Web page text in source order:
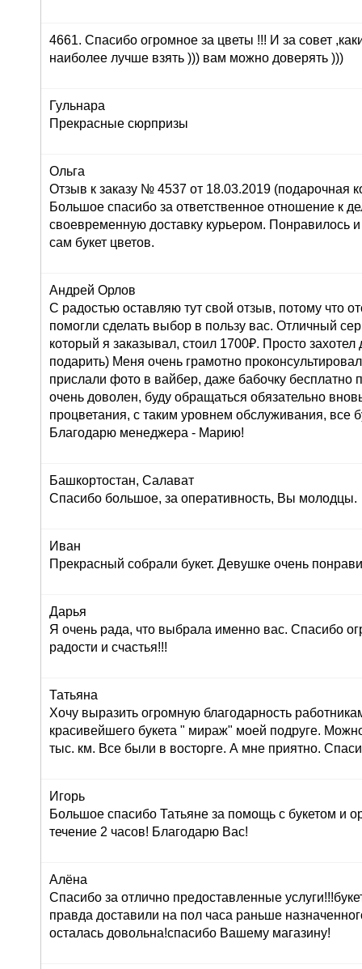
4661. Спасибо огромное за цветы !!! И за совет
наиболее лучше взять ))) вам можно доверять )))
Гульнара
Прекрасные сюрпризы
Ольга
Отзыв к заказу № 4537 от 18.03.2019 (подарочная
Большое спасибо за ответственное отношение к
своевременную доставку курьером. Понравилось
сам букет цветов.
Андрей Орлов
С радостью оставляю тут свой отзыв, потому что
помогли сделать выбор в пользу вас. Отличный
который я заказывал, стоил 1700₽. Просто
подарить) Меня очень грамотно
прислали фото в вайбер, даже бабочку бесплатно
очень доволен, буду обращаться обязательно
процветания, с таким уровнем обслуживания, все
Благодарю менеджера - Марию!
Башкортостан, Салават
Спасибо большое, за оперативность, Вы молодцы.
Иван
Прекрасный собрали букет. Девушке очень
Дарья
Я очень рада, что выбрала именно вас. Спасибо
радости и счастья!!!
Татьяна
Хочу выразить огромную благодарность
красивейшего букета " мираж" моей подруге.
тыс. км. Все были в восторге. А мне приятно.
Игорь
Большое спасибо Татьяне за помощь с букетом и
течение 2 часов! Благодарю Вас!
Алёна
Спасибо за отлично предоставленные
правда доставили на пол часа раньше
осталась довольна!спасибо Вашему магазину!